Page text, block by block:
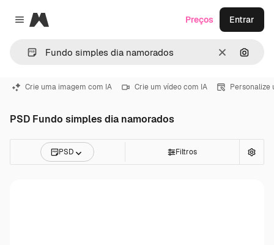
Close menu
Magnific
Limpar
Preços Entrar
Crie uma imagem com IA Crie um vídeo com IA Personalize
PSD Fundo simples dia namorados
PSD Filtros